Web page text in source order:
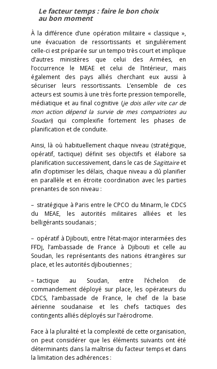
Le facteur temps : faire le bon choix
au bon moment
À la différence d’une opération militaire « classique »,
une évacuation de ressortissants et singulièrement
celle-ci est préparée sur un tempo très court et implique
d’autres ministères que celui des Armées, en
l’occurrence le MEAE et celui de l’Intérieur, mais
également des pays alliés cherchant eux aussi à
sécuriser leurs ressortissants. L’ensemble de ces
acteurs est soumis à une très forte pression temporelle,
médiatique et au final cognitive (je dois aller vite car de
mon action dépend la survie de mes compatriotes au
Soudan)
qui complexifie fortement les phases de
planification et de conduite.
Ainsi, là où habituellement chaque niveau (stratégique,
opératif, tactique) définit ses objectifs et élabore sa
planification successivement, dans le cas de Sagittaireet
afin d’optimiser les délais, chaque niveau a dû planifier
en parallèle et en étroite coordination avec les parties
prenantes de son niveau :
– stratégique à Paris entre le CPCO du Minarm, le CDCS
du MEAE, les autorités militaires alliées et les
belligérants soudanais ;
– opératif à Djibouti, entre l’état-major interarmées des
FFDj, l’ambassade de France à Djibouti et celle au
Soudan, les représentants des nations étrangères sur
place, et les autorités djiboutiennes ;
– tactique au Soudan, entre l’échelon de
commandement déployé sur place, les opérateurs du
CDCS, l’ambassade de France, le chef de la base
aérienne soudanaise et les chefs tactiques des
contingents alliés déployés sur l’aérodrome.
Face à la pluralité et la complexité de cette organisation,
on peut considérer que les éléments suivants ont été
déterminants dans la maîtrise du facteur temps et dans
la limitation des adhérences :